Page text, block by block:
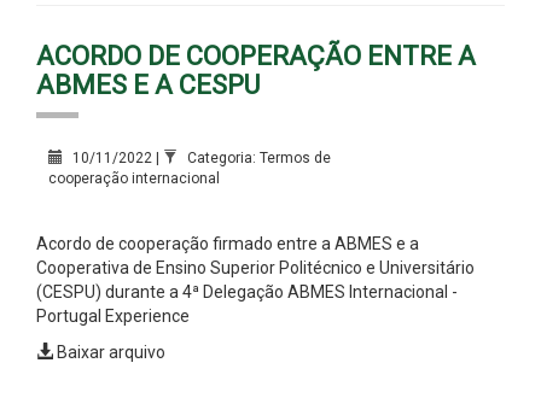
ACORDO DE COOPERAÇÃO ENTRE A
ABMES E A CESPU
10/11/2022 |
Categoria: Termos de
cooperação internacional
Acordo de cooperação firmado entre a ABMES e a
Cooperativa de Ensino Superior Politécnico e Universitário
(CESPU) durante a 4ª Delegação ABMES Internacional -
Portugal Experience
Baixar arquivo